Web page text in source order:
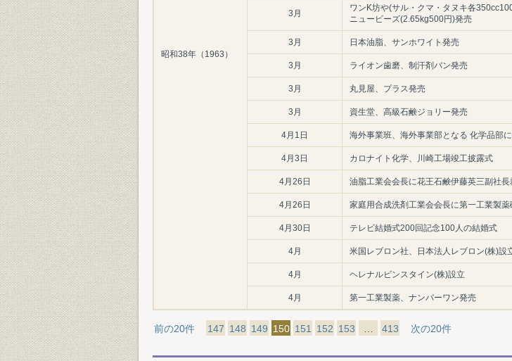
昭和38年（1963）
3月
ワンK坊や(サル・クマ・タヌキ各
ニュービーズ(2.65kg500円)発売
3月 日本油脂、サンホワイト発売
3月 ライオン歯磨、制汗剤バン発売
3月 丸見屋、プラス発売
3月 資生堂、高級石鹸ジョリー発売
4月1日 海外事業班、海外事業部となる 化学品部
4月3日 カロナイト化学、川崎工場竣工披露式
4月26日 油脂工業会会長に花王石鹸伊藤英三副社長
4月26日 家庭用合成洗剤工業会会長に第一工業製
4月30日 テレビ結婚式200回記念100人の結婚式
4月 米国レブロン社、日本法人レブロン(株)設
4月 ヘレナルビンスタイン(株)設立
4月 第一工業製薬、ナンバーワン発売
前の20件 147 148 149 150 151 152 153 413 次の20件